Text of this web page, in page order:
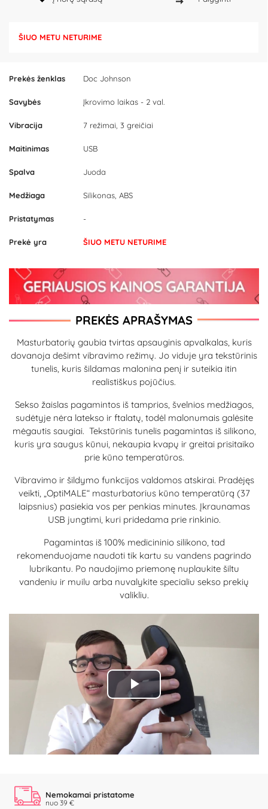
Prekės ženklas Doc Johnson
Savybės Įkrovimo laikas - 2 val.
Vibracija 7 režimai, 3 greičiai
Maitinimas USB
Spalva Juoda
Medžiaga Silikonas, ABS
Pristatymas -
Prekė yra ŠIUO METU NETURIME
ŠIUO METU NETURIME
PREKĖS APRAŠYMAS
Masturbatorių gaubia tvirtas apsauginis apvalkalas, kuris
dovanoja dešimt vibravimo režimų. Jo viduje yra tekstūrinis
tunelis, kuris šildamas malonina penį ir suteikia itin
realistiškus pojūčius.
Sekso žaislas pagamintos iš tamprios, švelnios medžiagos,
sudėtyje nėra latekso ir ftalatų, todėl malonumais galėsite
mėgautis saugiai. Tekstūrinis tunelis pagamintas iš silikono,
kuris yra saugus kūnui, nekaupia kvapų ir greitai prisitaiko
prie kūno temperatūros.
Vibravimo ir šildymo funkcijos valdomos atskirai. Pradėjęs
veikti, „OptiMALE“ masturbatorius kūno temperatūrą (37
laipsnius) pasiekia vos per penkias minutes. Įkraunamas
USB jungtimi, kuri pridedama prie rinkinio.
Pagamintas iš 100% medicininio silikono, tad
rekomenduojame naudoti tik kartu su vandens pagrindo
lubrikantu. Po naudojimo priemonę nuplaukite šiltu
vandeniu ir muilu arba nuvalykite specialiu sekso prekių
valikliu.
Play
Video
Nemokamai pristatome
nuo 39 €